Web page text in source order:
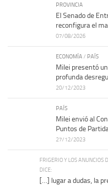
PROVINCIA
El Senado de
reconfigura el
07/08/2026
ECONOMÍA / PAÍS
Milei presentó
profunda
20/12/2023
PAÍS
Milei envió al
Puntos de
27/12/2023
FRIGERIO Y LOS ANUNCIOS
DICE:
[…] lugar a dudas, la